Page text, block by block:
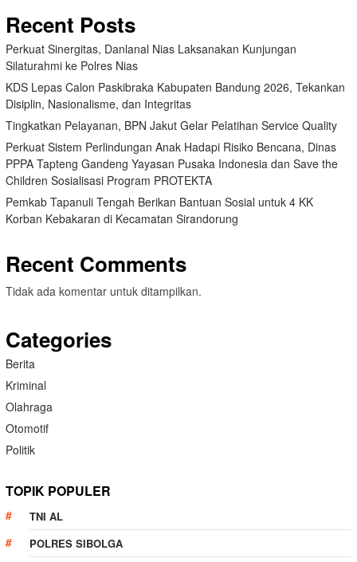
Recent Posts
Perkuat Sinergitas, Danlanal Nias Laksanakan Kunjungan
Silaturahmi ke Polres Nias
KDS Lepas Calon Paskibraka Kabupaten Bandung 2026, Tekankan
Disiplin, Nasionalisme, dan Integritas
Tingkatkan Pelayanan, BPN Jakut Gelar Pelatihan Service Quality
Perkuat Sistem Perlindungan Anak Hadapi Risiko Bencana, Dinas
PPPA Tapteng Gandeng Yayasan Pusaka Indonesia dan Save the
Children Sosialisasi Program PROTEKTA
Pemkab Tapanuli Tengah Berikan Bantuan Sosial untuk 4 KK
Korban Kebakaran di Kecamatan Sirandorung
Recent Comments
Tidak ada komentar untuk ditampilkan.
Categories
Berita
Kriminal
Olahraga
Otomotif
Politik
TOPIK POPULER
TNI AL
POLRES SIBOLGA